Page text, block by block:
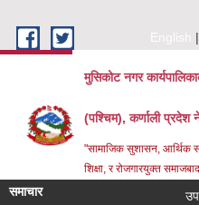
English
मुसिकोट नगर
(पश्चिम), कर्णाली प्रदेश
"सामाजिक सुशासन, आर्थिक
शिक्षा, र रोजगारयुक्त
समाचार